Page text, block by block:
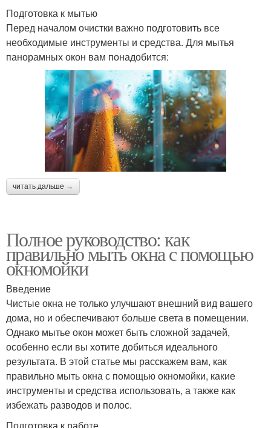
Подготовка к мытью
Перед началом очистки важно подготовить все
необходимые инструменты и средства. Для мытья
панорамных окон вам понадобится:
читать дальше →
Полное руководство: как
правильно мыть окна с помощью
окномойки
Введение
Чистые окна не только улучшают внешний вид вашего
дома, но и обеспечивают больше света в помещении.
Однако мытье окон может быть сложной задачей,
особенно если вы хотите добиться идеального
результата. В этой статье мы расскажем вам, как
правильно мыть окна с помощью окномойки, какие
инструменты и средства использовать, а также как
избежать разводов и полос.